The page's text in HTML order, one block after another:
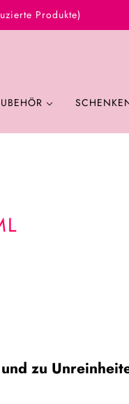
Produkte)
zu